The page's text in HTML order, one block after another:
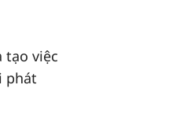
tạo việc
phát